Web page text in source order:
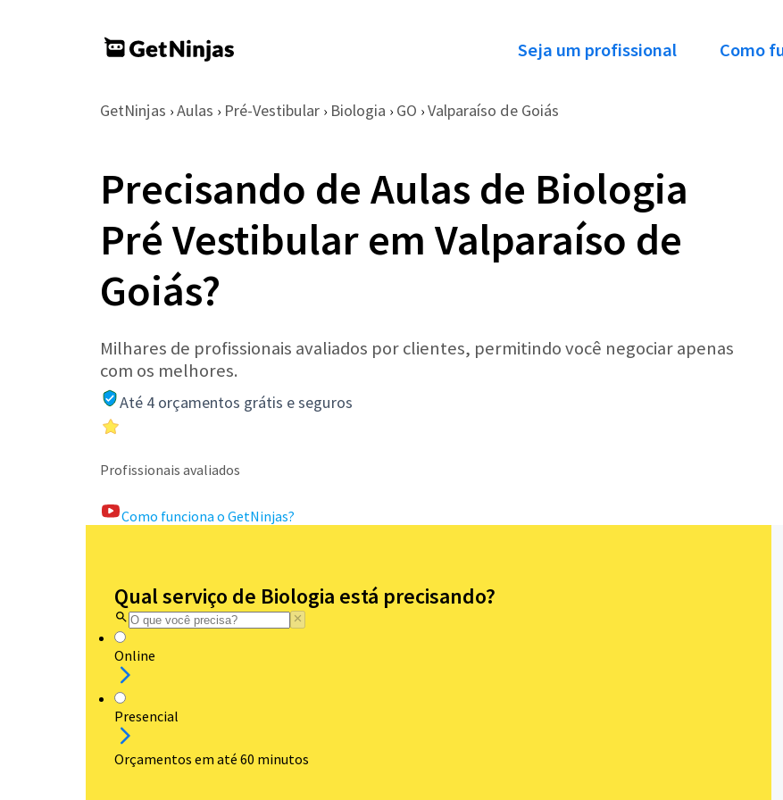
Seja um profissional Como
GetNinjas › Aulas › Pré-Vestibular › Biologia › GO › Valparaíso de Goiás
Precisando de Aulas de Biologia
Pré Vestibular em Valparaíso de
Goiás?
Milhares de profissionais avaliados por clientes, permitindo você negociar apenas
com os melhores.
Até 4 orçamentos grátis e seguros
Profissionais avaliados
Como funciona o GetNinjas?
Qual serviço de Biologia está precisando?
Online
Presencial
Orçamentos em até 60 minutos